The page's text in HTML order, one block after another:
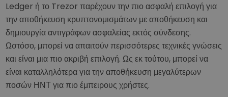
Ledger ή το Trezor παρέχουν την πιο ασφαλή επιλογή για
την αποθήκευση κρυπτονομισμάτων με αποθήκευση και
δημιουργία αντιγράφων ασφαλείας εκτός σύνδεσης.
Ωστόσο, μπορεί να απαιτούν περισσότερες τεχνικές γνώσεις
και είναι μια πιο ακριβή επιλογή. Ως εκ τούτου, μπορεί να
είναι καταλληλότερα για την αποθήκευση μεγαλύτερων
ποσών ΗΝΤ για πιο έμπειρους χρήστες.